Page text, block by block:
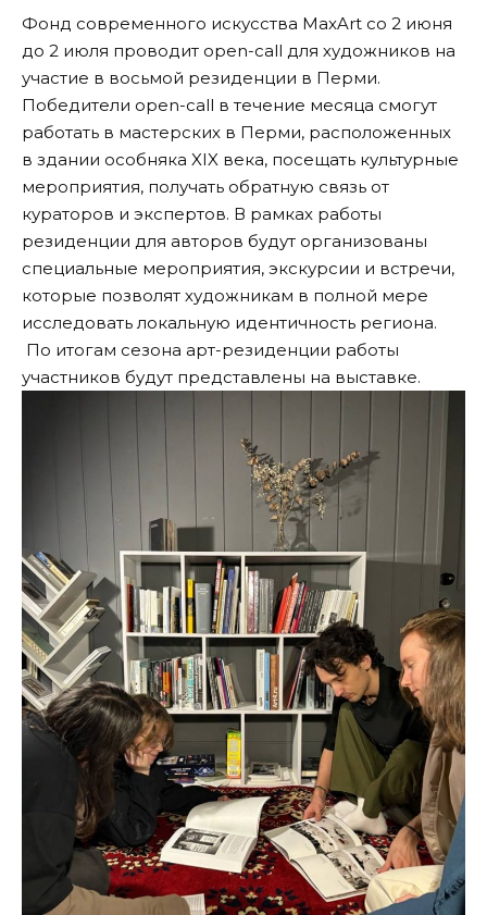
Фонд современного искусства MaxArt со 2 июня
до 2 июля проводит open-call для художников на
участие в восьмой резиденции в Перми.
Победители open-call в течение месяца смогут
работать в мастерских в Перми, расположенных
в здании особняка XIX века, посещать культурные
мероприятия, получать обратную связь от
кураторов и экспертов. В рамках работы
резиденции для авторов будут организованы
специальные мероприятия, экскурсии и встречи,
которые позволят художникам в полной мере
исследовать локальную идентичность региона.
По итогам сезона арт-резиденции работы
участников будут представлены на выставке.